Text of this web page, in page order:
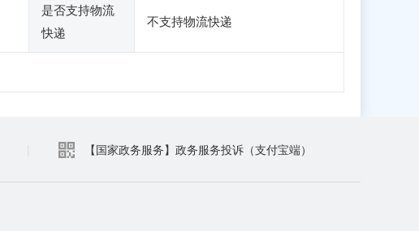
是否支持物流
快递
不支持物流快递
【国家政务服务】政务服务投诉（支付宝端）